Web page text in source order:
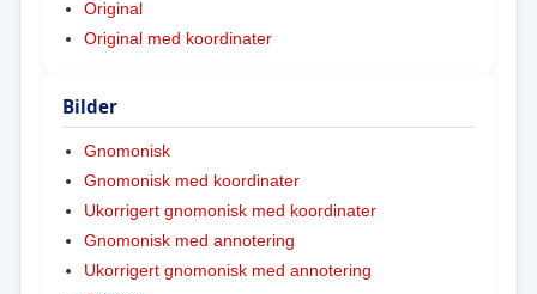
Original
Original med koordinater
Bilder
Gnomonisk
Gnomonisk med koordinater
Ukorrigert gnomonisk med koordinater
Gnomonisk med annotering
Ukorrigert gnomonisk med annotering